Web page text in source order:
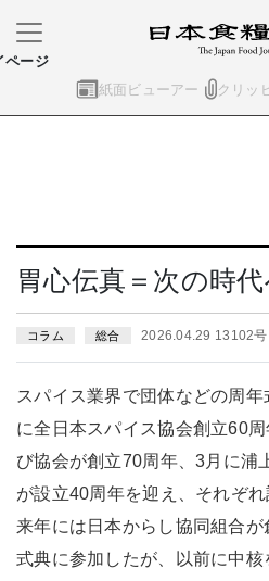
紙面ビューアー クリッ
ページ
胃心伝真＝次の時
コラム 総合 2026.04.29 13102
スパイス業界で団体などの周
に全日本スパイス協会創立60
び協会が創立70周年、3月に浦
が設立40周年を迎え、それぞれ
来年には日本からし協同組合
式典に参加したが、以前に中